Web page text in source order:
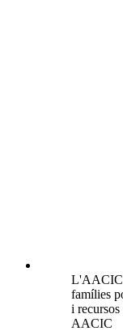
L'AACIC
famílies
i
AACIC